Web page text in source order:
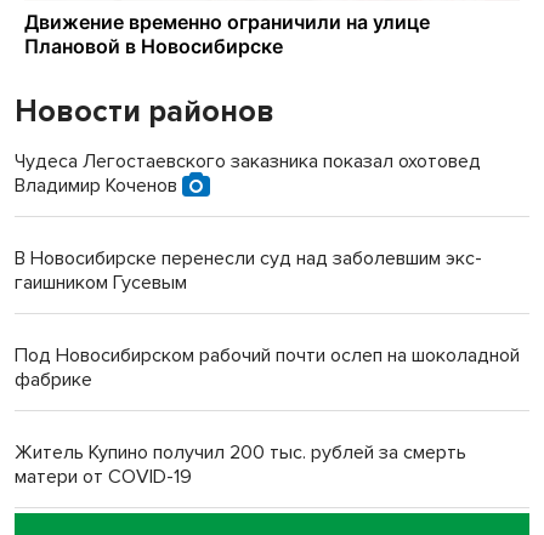
Новости районов
Чудеса Легостаевского заказника показал охотовед
Владимир Коченов
В Новосибирске перенесли суд над заболевшим экс-
гаишником Гусевым
Под Новосибирском рабочий почти ослеп на шоколадной
фабрике
Житель Купино получил 200 тыс. рублей за смерть
матери от COVID-19